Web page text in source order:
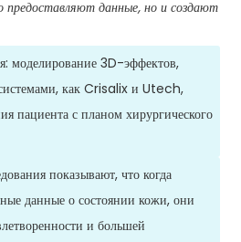
предоставляют данные, но и создают
моделирование 3D-эффектов,
как Crisalix и Utech,
пациента с планом хирургического
показывают, что когда
данные о состоянии кожи, они
и большей